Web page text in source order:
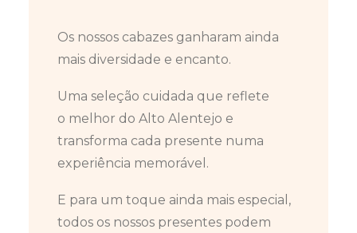
Os nossos cabazes ganharam ainda
mais diversidade e encanto.
Uma seleção cuidada que reflete
o melhor do Alto Alentejo e
transforma cada presente numa
experiência memorável.
E para um toque ainda mais especial,
todos os nossos presentes podem